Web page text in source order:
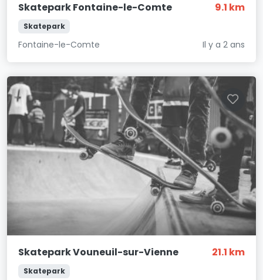
Skatepark Fontaine-le-Comte 9.1 km
Skatepark
Fontaine-le-Comte Il y a 2 ans
Skatepark Vouneuil-sur-Vienne 21.1 km
Skatepark